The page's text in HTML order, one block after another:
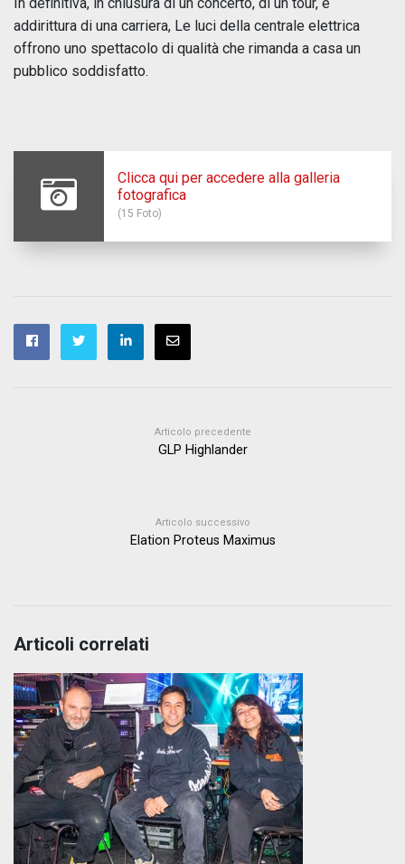
addirittura di una carriera, Le luci della centrale elettrica
offrono uno spettacolo di qualità che rimanda a casa un
pubblico soddisfatto.
Clicca qui per accedere alla galleria
fotografica
(15 Foto)
Articolo precedente
GLP Highlander
Articolo successivo
Elation Proteus Maximus
Articoli correlati